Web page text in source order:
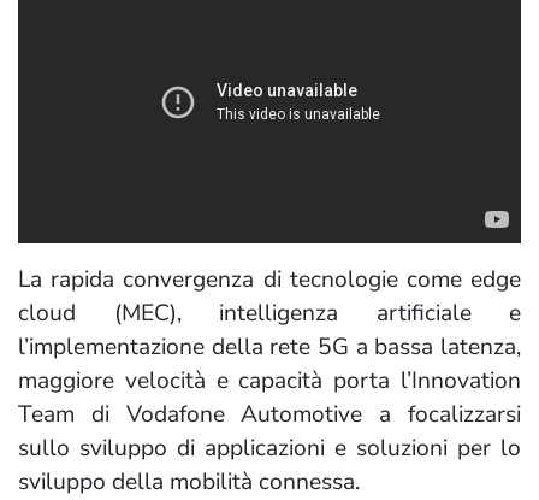
La rapida convergenza di tecnologie come edge
cloud (MEC), intelligenza artificiale e
l’implementazione della rete 5G a bassa latenza,
maggiore velocità e capacità porta l’Innovation
Team di Vodafone Automotive a focalizzarsi
sullo sviluppo di applicazioni e soluzioni per lo
sviluppo della mobilità connessa.